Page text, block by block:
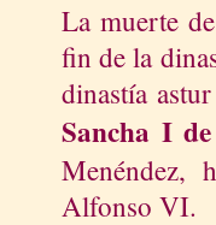
La muerte
fin de la
dinastía
Sancha I
Menéndez,
Alfonso VI.